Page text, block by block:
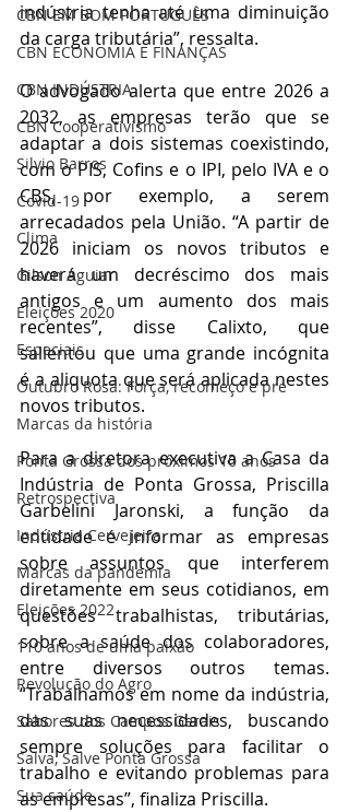
CBN EM BOM PORTUGUÊS
CBN ECONOMIA E FINANÇAS
CBN INDÚSTRIA
CBN Cooperativismo
Silvio Barros
Covid-19
Clima
Gilson Aguiar
Eleições 2020
Especiais
Outubro Rosa: Força, recomeço e pre
Marcas da história
Ponta Grossa dos próximos 10 anos
Retrospectiva
Indústria Cervejeira
Marcas da pandemia
Eleições 2022
110 anos de uma paixão
Revolução do Agro
Sabores dos Campos Gerais
Salva, Salve Ponta Grossa
Sua saúde
indústria tenha até uma diminuição
da carga tributária”, ressalta.
O advogado alerta que entre 2026 a
2032, as empresas terão que se
adaptar a dois sistemas coexistindo,
com o PIS, Cofins e o IPI, pelo IVA e o
CBS, por exemplo, a serem
arrecadados pela União. “A partir de
2026 iniciam os novos tributos e
haverá um decréscimo dos mais
antigos e um aumento dos mais
recentes”, disse Calixto, que
salientou que uma grande incógnita
é a aliquota que será aplicada nestes
novos tributos.
Para a diretora executiva a Casa da
Indústria de Ponta Grossa, Priscilla
Garbelini Jaronski, a função da
entidade é informar as empresas
sobre assuntos que interferem
diretamente em seus cotidianos, em
questões trabalhistas, tributárias,
sobre a saúde dos colaboradores,
entre diversos outros temas.
“Trabalhamos em nome da indústria,
das suas necessidades, buscando
sempre soluções para facilitar o
trabalho e evitando problemas para
as empresas”, finaliza Priscilla.